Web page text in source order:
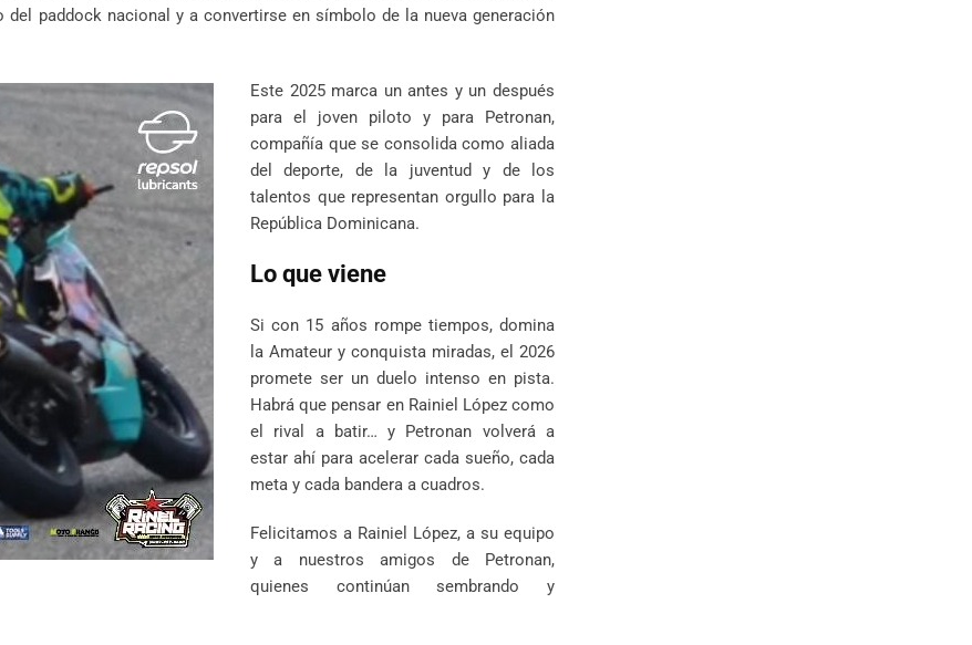
paddock nacional y a convertirse en símbolo de la nueva generación
Este 2025 marca un antes y un después
para el joven piloto y para Petronan,
compañía que se consolida como aliada
del deporte, de la juventud y de los
talentos que representan orgullo para la
República Dominicana.
Lo que viene
Si con 15 años rompe tiempos, domina
la Amateur y conquista miradas, el 2026
promete ser un duelo intenso en pista.
Habrá que pensar en Rainiel López como
el rival a batir… y Petronan volverá a
estar ahí para acelerar cada sueño, cada
meta y cada bandera a cuadros.
Felicitamos a Rainiel López, a su equipo
y a nuestros amigos de Petronan,
quienes continúan sembrando y